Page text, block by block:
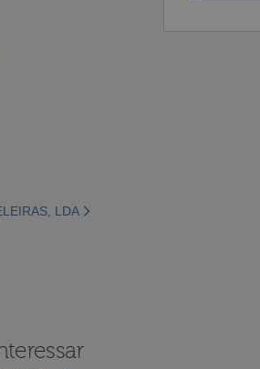
LDA